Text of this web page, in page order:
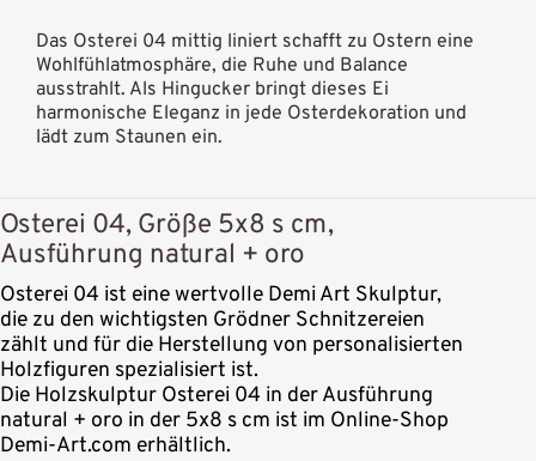
Das Osterei 04 mittig liniert schafft zu Ostern eine
Wohlfühlatmosphäre, die Ruhe und Balance
ausstrahlt. Als Hingucker bringt dieses Ei
harmonische Eleganz in jede Osterdekoration und
lädt zum Staunen ein.
Osterei 04, Größe 5x8 s cm,
Ausführung natural + oro
Osterei 04 ist eine wertvolle Demi Art Skulptur,
die zu den wichtigsten Grödner Schnitzereien
zählt und für die Herstellung von personalisierten
Holzfiguren spezialisiert ist.
Die Holzskulptur Osterei 04 in der Ausführung
natural + oro in der 5x8 s cm ist im Online-Shop
Demi-Art.com erhältlich.